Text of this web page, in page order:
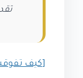
[كيف